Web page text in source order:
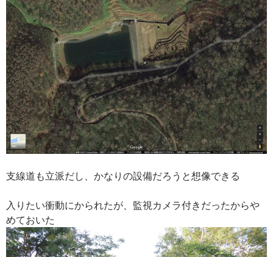
支線道も立派だし、かなりの設備だろうと想像できる
入りたい衝動にかられたが、監視カメラ付きだったからや
めておいた